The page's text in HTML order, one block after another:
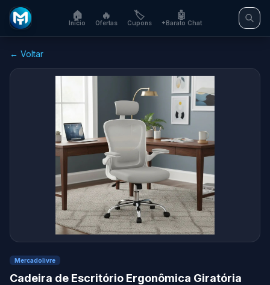
🏠
Início
🔥
Ofertas
🏷️
Cupons
🤖
+Barato Chat
← Voltar
Mercadolivre
Cadeira de Escritório Ergonômica Giratória